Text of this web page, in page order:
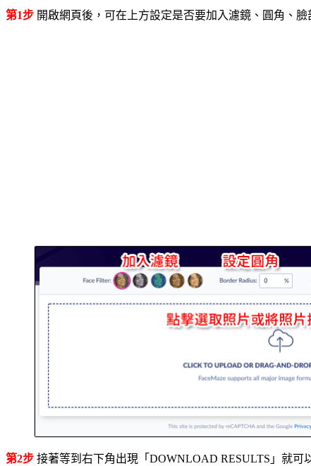
第1步 開啟網頁後，可在上方設定是否要加入濾鏡、圓角、
第2步 接著等到右下角出現「DOWNLOAD RESULTS」就